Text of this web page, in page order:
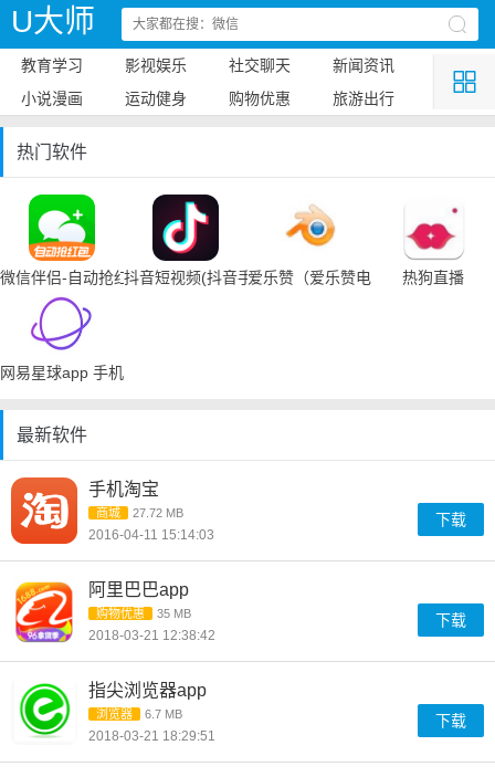
U大师
教育学习 影视娱乐 社交聊天
新闻资讯
小说漫画
运动健身 购物优惠 旅游出行
热门软件
微信伴侣-自动抢红包抖音短视频(抖音手机下载)爱乐赞（爱乐赞电脑手机下载）
热狗直播
网易星球app 手机下载
最新软件
手机淘宝
商城 27.72 MB
2016-04-11 15:14:03
下载
阿里巴巴app
购物优惠 35 MB
2018-03-21 12:38:42
下载
指尖浏览器app
浏览器 6.7 MB
2018-03-21 18:29:51
下载